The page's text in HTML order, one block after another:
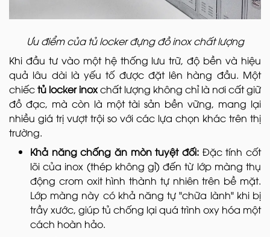
Ưu điểm của tủ locker đựng đồ inox chất lượng
Khi đầu tư vào một hệ thống lưu trữ, độ bền và hiệu
quả lâu dài là yếu tố được đặt lên hàng đầu. Một
chiếctủ locker inoxchất lượng không chỉ là nơi cất giữ
đồ đạc, mà còn là một tài sản bền vững, mang lại
nhiều giá trị vượt trội so với các lựa chọn khác trên thị
trường.
Khả năng chống ăn mòn tuyệt đối: Đặc tính cốt
lõi của inox (thép không gỉ) đến từ lớp màng thụ
động crom oxit hình thành tự nhiên trên bề mặt.
Lớp màng này có khả năng tự "chữa lành" khi bị
trầy xước, giúp tủ chống lại quá trình oxy hóa một
cách hoàn hảo.